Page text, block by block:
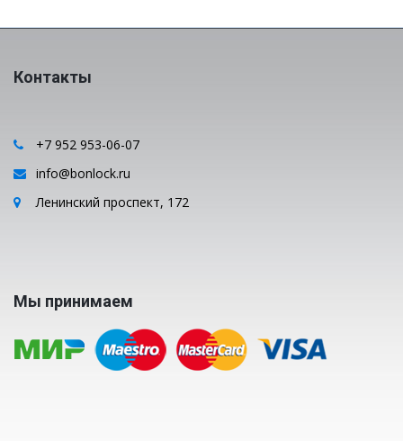
Контакты
+7 952 953-06-07
info@bonlock.ru
Ленинский проспект, 172
Мы принимаем